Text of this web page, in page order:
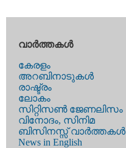
വാര്‍ത്തകള്‍
കേരളം
അറബിനാടുകള്‍
രാഷ്ട്രം
ലോകം
സിറ്റിസണ്‍ ജേണലിസം
വിനോദം, സിനിമ
ബിസിനസ്സ് വാര്‍ത്തകള്‍
News in English